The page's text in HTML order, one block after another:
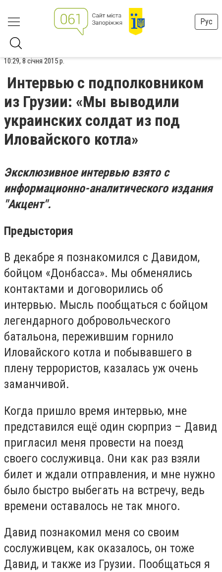
Рус
10:29, 8 січня 2015 р.
Интервью с подполковником
из Грузии: «Мы выводили
украинских солдат из под
Иловайского котла»
Эксклюзивное интервью взято с
информационно-аналитического издания
"Акцент".
Предыстория
В декабре я познакомился с Давидом,
бойцом «Донбасса». Мы обменялись
контактами и договорились об
интервью. Мысль пообщаться с бойцом
легендарного добровольческого
батальона, пережившим горнило
Иловайского котла и побывавшего в
плену террористов, казалась уж очень
заманчивой.
Когда пришло время интервью, мне
представился ещё один сюрприз – Давид
пригласил меня провести на поезд
своего сослуживца. Они как раз взяли
билет и ждали отправления, и мне нужно
было быстро выбегать на встречу, ведь
времени оставалось не так много.
Давид познакомил меня со своим
сослуживцем, как оказалось, он тоже
Давид, и также из Грузии. Пообщаться я